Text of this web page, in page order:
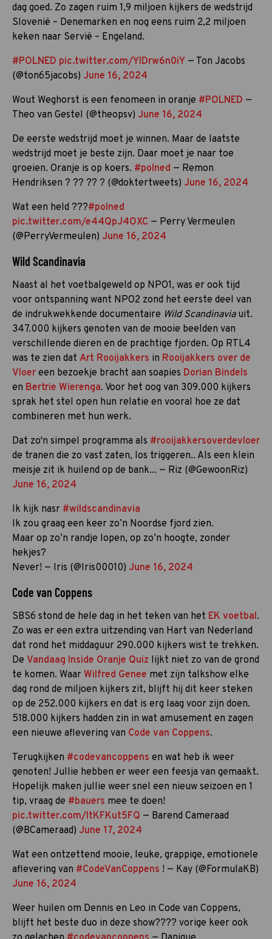
dag goed. Zo zagen ruim 1,9 miljoen kijkers de wedstrijd
Slovenië – Denemarken en nog eens ruim 2,2 miljoen
keken naar Servië – Engeland.
#POLNED pic.twitter.com/YIDrw6n0iY — Ton Jacobs
(@ton65jacobs) June 16, 2024
Wout Weghorst is een fenomeen in oranje #POLNED —
Theo van Gestel (@theopsv) June 16, 2024
De eerste wedstrijd moet je winnen. Maar de laatste
wedstrijd moet je beste zijn. Daar moet je naar toe
groeien. Oranje is op koers. #polned — Remon
Hendriksen ? ?? ?? ? (@doktertweets) June 16, 2024
Wat een held ???#polned
pic.twitter.com/e44QpJ4OXC — Perry Vermeulen
(@PerryVermeulen) June 16, 2024
Wild Scandinavia
Naast al het voetbalgeweld op NPO1, was er ook tijd
voor ontspanning want NPO2 zond het eerste deel van
de indrukwekkende documentaire Wild Scandinaviauit.
347.000 kijkers genoten van de mooie beelden van
verschillende dieren en de prachtige fjorden. Op RTL4
was te zien dat Art Rooijakkers in Rooijakkers over de
Vloer een bezoekje bracht aan soapies Dorian Bindels
en Bertrie Wierenga. Voor het oog van 309.000 kijkers
sprak het stel open hun relatie en vooral hoe ze dat
combineren met hun werk.
Dat zo'n simpel programma als #rooijakkersoverdevloer
de tranen die zo vast zaten, los triggeren.. Als een klein
meisje zit ik huilend op de bank... — Riz (@GewoonRiz)
June 16, 2024
Ik kijk nasr #wildscandinavia
Ik zou graag een keer zo’n Noordse fjord zien.
Maar op zo’n randje lopen, op zo’n hoogte, zonder
hekjes?
Never! — Iris (@Iris00010) June 16, 2024
Code van Coppens
SBS6 stond de hele dag in het teken van het EK voetbal.
Zo was er een extra uitzending van Hart van Nederland
dat rond het middaguur 290.000 kijkers wist te trekken.
De Vandaag Inside Oranje Quiz lijkt niet zo van de grond
te komen. Waar Wilfred Genee met zijn talkshow elke
dag rond de miljoen kijkers zit, blijft hij dit keer steken
op de 252.000 kijkers en dat is erg laag voor zijn doen.
518.000 kijkers hadden zin in wat amusement en zagen
een nieuwe aflevering van Code van Coppens.
Terugkijken #codevancoppens en wat heb ik weer
genoten! Jullie hebben er weer een feesja van gemaakt.
Hopelijk maken jullie weer snel een nieuw seizoen en 1
tip, vraag de #bauers mee te doen!
pic.twitter.com/ItKFKut5FQ — Barend Cameraad
(@BCameraad) June 17, 2024
Wat een ontzettend mooie, leuke, grappige, emotionele
aflevering van #CodeVanCoppens ! — Kay (@FormulaKB)
June 16, 2024
Weer huilen om Dennis en Leo in Code van Coppens,
blijft het beste duo in deze show???? vorige keer ook